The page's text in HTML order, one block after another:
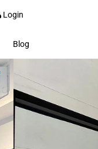
Login
Blog